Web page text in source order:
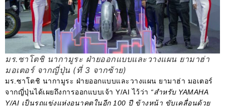
มร.ซาโตชิ นากามูระ ฝ่ายออกแบบและวางแผน ยามาฮ่า
มอเตอร์ จากญี่ปุ่น (ที่ 3 จากซ้าย)
มร.ซาโตชิ นากามูระ ฝ่ายออกแบบและวางแผน ยามาฮ่า มอเตอร์
จากญี่ปุ่นได้เผยถึงการออกแบบเจ้า Y/AI ไว้ว่า “สำหรับ YAMAHA
Y/AI เป็นรถแข่งแห่งอนาคตในอีก 100 ปี ข้างหน้า ขับเคลื่อนด้วย